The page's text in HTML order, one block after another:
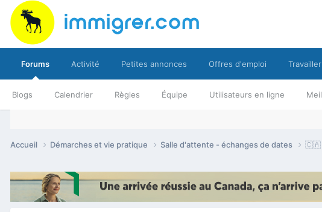
Forums
Blogs Calendrier Règles Équipe Utilisateurs en ligne
Activité Petites annonces Offres d'emploi Travailler
Accueil Démarches et vie pratique Salle d'attente - échanges de dates 🇨🇦